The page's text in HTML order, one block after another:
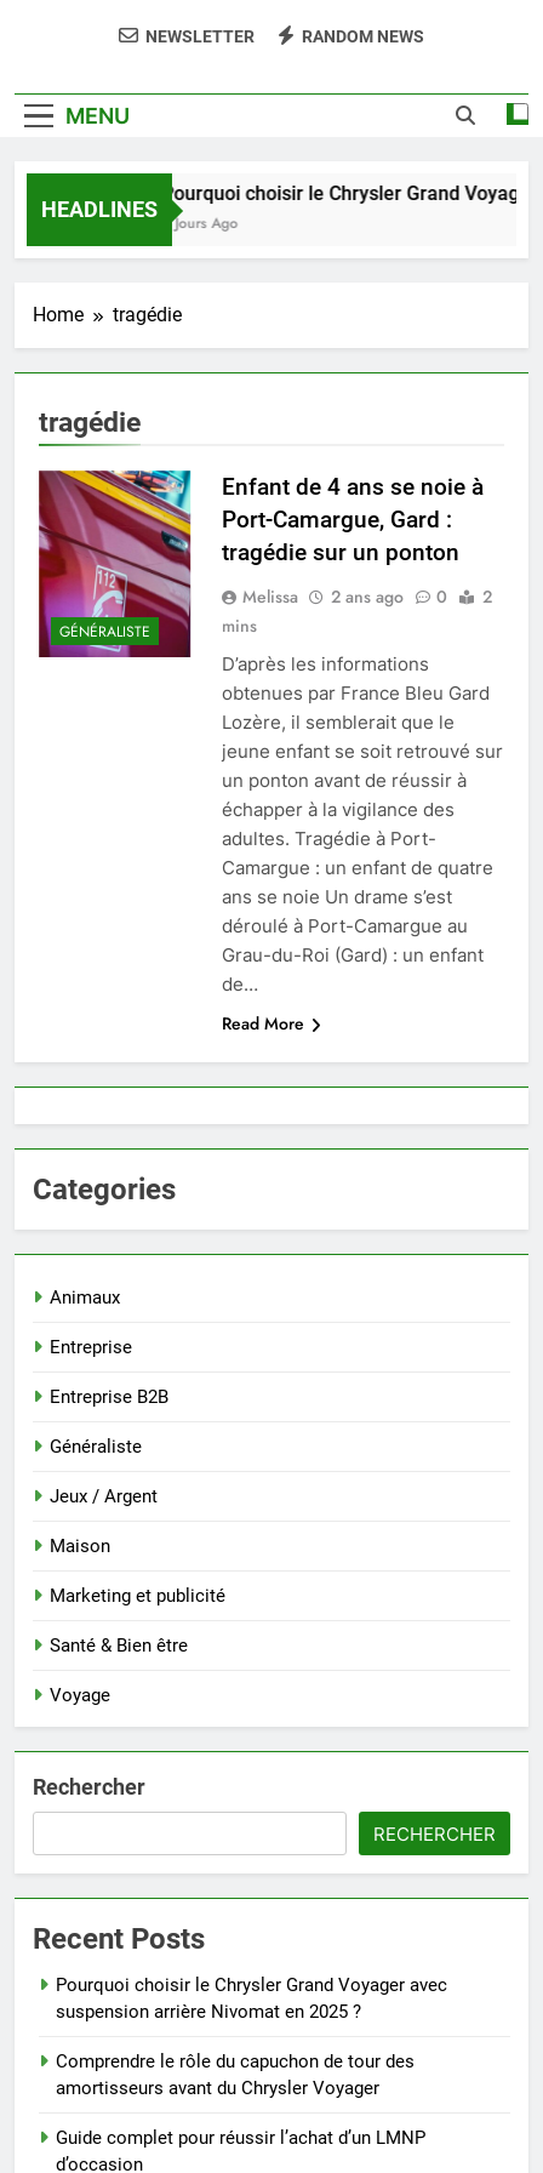
NEWSLETTER RANDOM NEWS
MENU
HEADLINES
Pourquoi choisir le Chrysler Grand
5 Jours Ago
Home tragédie
tragédie
GÉNÉRALISTE
Enfant de 4 ans se noie à
Port-Camargue, Gard :
tragédie sur un ponton
Melissa 2 ans ago 0
2
mins
D’après les informations
obtenues par France Bleu Gard
Lozère, il semblerait que le
jeune enfant se soit retrouvé sur
un ponton avant de réussir à
échapper à la vigilance des
adultes. Tragédie à Port-
Camargue : un enfant de quatre
ans se noie Un drame s’est
déroulé à Port-Camargue au
Grau-du-Roi (Gard) : un enfant
de…
Read More
Categories
Animaux
Entreprise
Entreprise B2B
Généraliste
Jeux / Argent
Maison
Marketing et publicité
Santé & Bien être
Voyage
Rechercher
RECHERCHER
Recent Posts
Pourquoi choisir le Chrysler Grand Voyager avec
suspension arrière Nivomat en 2025 ?
Comprendre le rôle du capuchon de tour des
amortisseurs avant du Chrysler Voyager
Guide complet pour réussir l’achat d’un LMNP
d’occasion